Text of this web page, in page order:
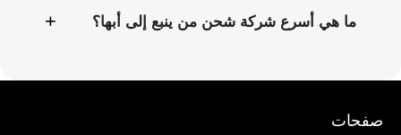
ما هي أسرع شركة شحن من ينبع إلى أبها؟ +
صفحات